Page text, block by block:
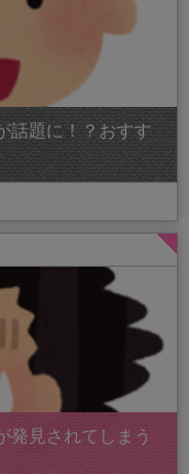
話題に！？おすす
発見されてしまう